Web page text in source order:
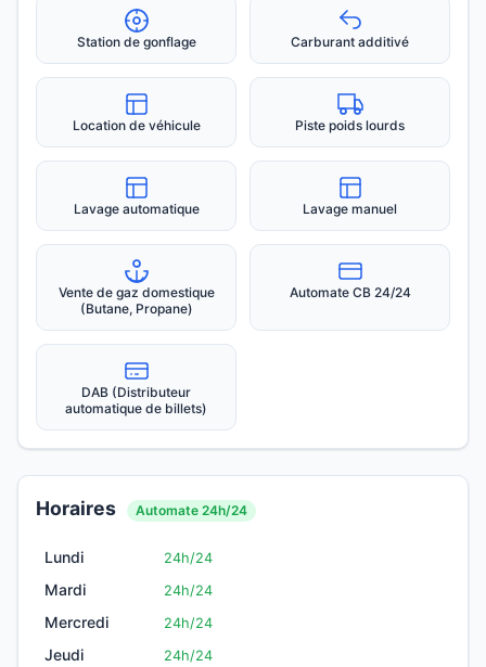
Station de gonflage Carburant additivé
Location de véhicule Piste poids lourds
Lavage automatique Lavage manuel
Vente de gaz domestique
(Butane, Propane)
Automate CB 24/24
DAB (Distributeur
automatique de billets)
Horaires Automate 24h/24
Lundi 24h/24
Mardi 24h/24
Mercredi 24h/24
Jeudi 24h/24